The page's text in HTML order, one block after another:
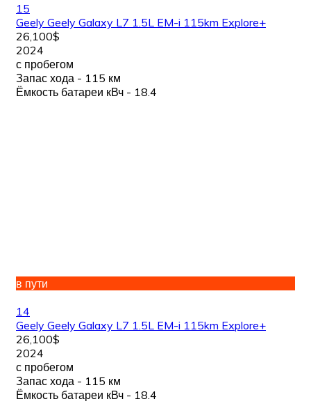
15
Geely Geely Galaxy L7 1.5L EM-i 115km Explore+
26,100$
2024
с пробегом
Запас хода - 115 км
Ёмкость батареи кВч - 18.4
в пути
14
Geely Geely Galaxy L7 1.5L EM-i 115km Explore+
26,100$
2024
с пробегом
Запас хода - 115 км
Ёмкость батареи кВч - 18.4